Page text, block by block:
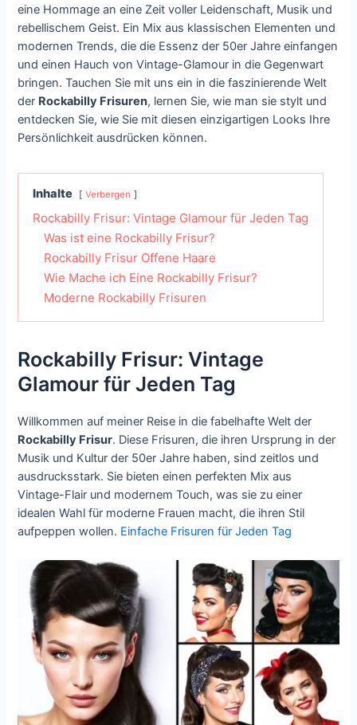
eine Hommage an eine Zeit voller Leidenschaft, Musik und
rebellischem Geist. Ein Mix aus klassischen Elementen und
modernen Trends, die die Essenz der 50er Jahre einfangen
und einen Hauch von Vintage-Glamour in die Gegenwart
bringen. Tauchen Sie mit uns ein in die faszinierende Welt
der Rockabilly Frisuren, lernen Sie, wie man sie stylt und
entdecken Sie, wie Sie mit diesen einzigartigen Looks Ihre
Persönlichkeit ausdrücken können.
Inhalte Verbergen
Rockabilly Frisur: Vintage Glamour für Jeden Tag
Was ist eine Rockabilly Frisur?
Rockabilly Frisur Offene Haare
Wie Mache ich Eine Rockabilly Frisur?
Moderne Rockabilly Frisuren
Rockabilly Frisur: Vintage
Glamour für Jeden Tag
Willkommen auf meiner Reise in die fabelhafte Welt der
Rockabilly Frisur. Diese Frisuren, die ihren Ursprung in der
Musik und Kultur der 50er Jahre haben, sind zeitlos und
ausdrucksstark. Sie bieten einen perfekten Mix aus
Vintage-Flair und modernem Touch, was sie zu einer
idealen Wahl für moderne Frauen macht, die ihren Stil
aufpeppen wollen. Einfache Frisuren für Jeden Tag